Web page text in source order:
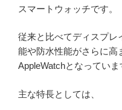
スマートウォッチです。
従来と比べてディスプレ
能や防水性能がさらに高
AppleWatchとなっていま
主な特長としては、